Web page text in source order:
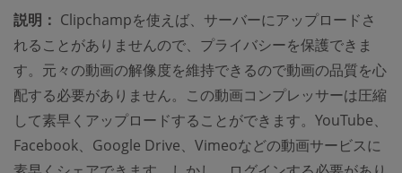
説明： Clipchampを使えば、サーバーにアップロードさ
れることがありませんので、プライバシーを保護できま
す。元々の動画の解像度を維持できるので動画の品質を心
配する必要がありません。この動画コンプレッサーは圧縮
して素早くアップロードすることができます。YouTube、
Facebook、Google Drive、Vimeoなどの動画サービスに